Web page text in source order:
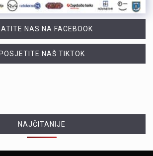
NAS NA FACEBOOK
POSJETITE NAŠ TIKTOK
NAJČITANIJE